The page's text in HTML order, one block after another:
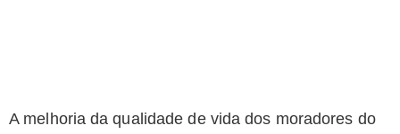
A melhoria da qualidade de vida dos moradores do